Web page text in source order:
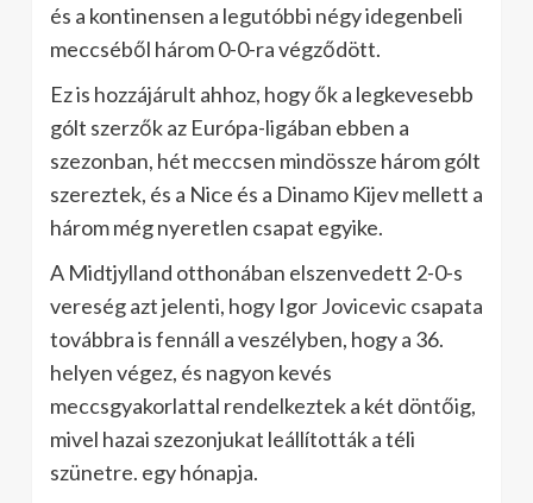
és a kontinensen a legutóbbi négy idegenbeli
meccséből három 0-0-ra végződött.
Ez is hozzájárult ahhoz, hogy ők a legkevesebb
gólt szerzők az Európa-ligában ebben a
szezonban, hét meccsen mindössze három gólt
szereztek, és a Nice és a Dinamo Kijev mellett a
három még nyeretlen csapat egyike.
A Midtjylland otthonában elszenvedett 2-0-s
vereség azt jelenti, hogy Igor Jovicevic csapata
továbbra is fennáll a veszélyben, hogy a 36.
helyen végez, és nagyon kevés
meccsgyakorlattal rendelkeztek a két döntőig,
mivel hazai szezonjukat leállították a téli
szünetre. egy hónapja.